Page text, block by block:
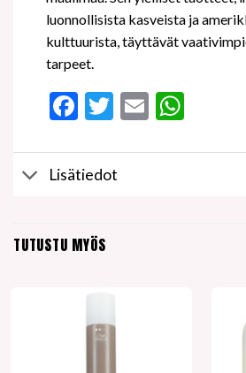
luonnollisista kasveista ja
kulttuurista, täyttävät
tarpeet.
Facebook
Twitter
Email
Lisätiedot
TUTUSTU MYÖS